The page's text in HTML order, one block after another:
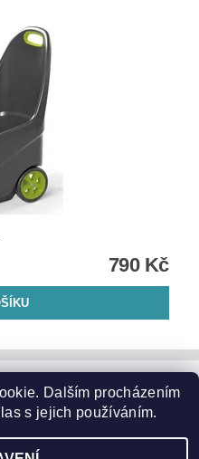
790 Kč
křesla | Zahradní stoly |
houpačky | Zahradní lehátka
| Domácí potřeby | Značky
Dalším procházením
s jejich používáním.